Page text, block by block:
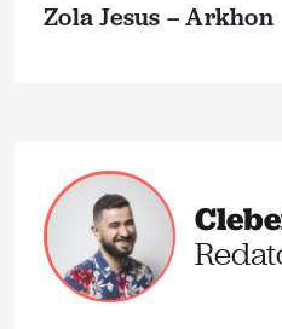
Zola Jesus – Arkhon